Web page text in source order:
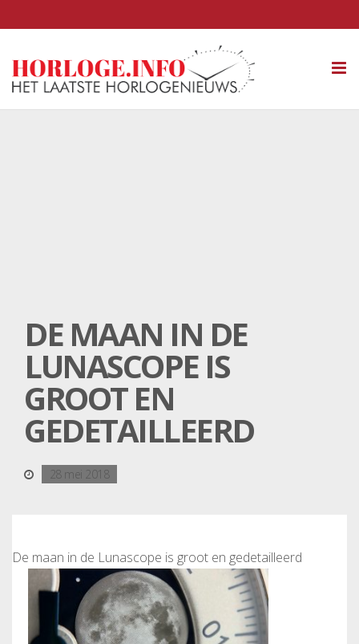
DE MAAN IN DE
LUNASCOPE IS
GROOT EN
GEDETAILLEERD
28 mei 2018
De maan in de Lunascope is groot en gedetailleerd